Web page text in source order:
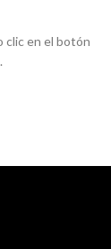
clic en el botón